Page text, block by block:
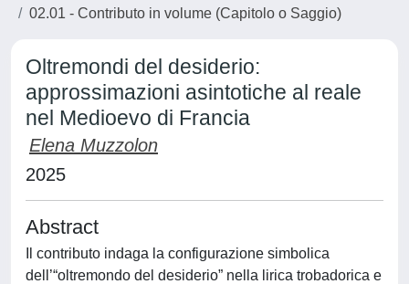
02.01 - Contributo in volume (Capitolo o Saggio)
Oltremondi del desiderio:
approssimazioni asintotiche al reale
nel Medioevo di Francia
Elena Muzzolon
2025
Abstract
Il contributo indaga la configurazione simbolica
dell’“oltremondo del desiderio” nella lirica trobadorica e